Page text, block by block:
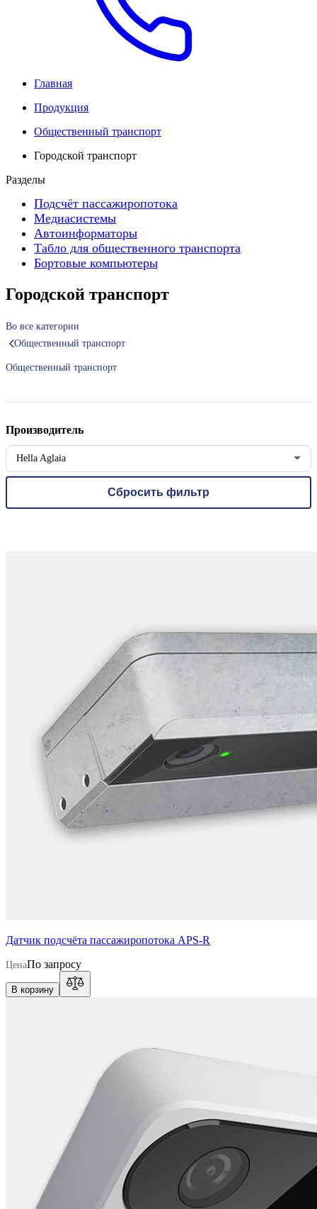
Главная
Продукция
Общественный транспорт
Городской транспорт
Разделы
Подсчёт пассажиропотока
Медиасистемы
Автоинформаторы
Табло для общественного транспорта
Бортовые компьютеры
Городской транспорт
Во все категории
Общественный транспорт
Общественный транспорт
Производитель
Hella Aglaia
Датчик подсчёта пассажиропотока APS-R
ЦенаПо запросу
В корзину